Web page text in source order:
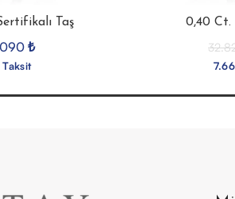
Taş
₺
0,40 Ct.